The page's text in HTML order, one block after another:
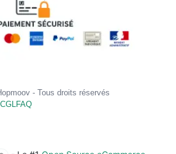
- Tous droits réservés
CGL FAQ